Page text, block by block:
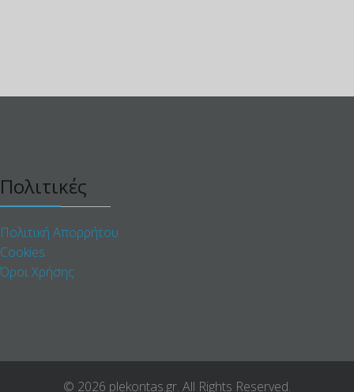
Πολιτικές
Πολιτική Απορρήτου
Cookies
Όροι Χρήσης
© 2026 plekontas.gr. All Rights Reserved.